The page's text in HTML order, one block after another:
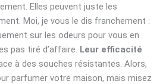
Elles peuvent juste les
Moi, je vous le dis franchement :
sur les odeurs pour vous en
pas tiré d’affaire. Leur efficacité
à des souches résistantes. Alors,
parfumer votre maison, mais misez